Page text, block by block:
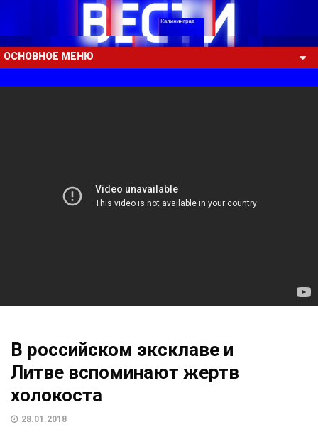
ОСНОВНОЕ МЕНЮ
В российском эксклаве и
Литве вспоминают жертв
холокоста
28.01.2018